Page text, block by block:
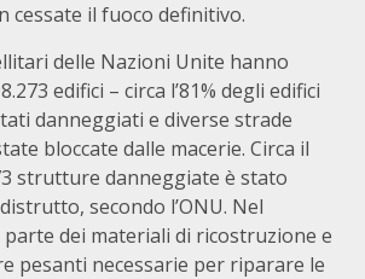
cessate il fuoco definitivo.
delle Nazioni Unite hanno
edifici – circa l’81% degli edifici
danneggiati e diverse strade
bloccate dalle macerie. Circa il
strutture danneggiate è stato
secondo l’ONU. Nel
dei materiali di ricostruzione e
pesanti necessarie per riparare le